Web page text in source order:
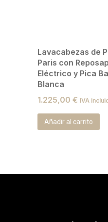
Lavacabezas de
Paris con
Eléctrico y Pica
Blanca
1.225,00 € IVA
Añadir al carrito